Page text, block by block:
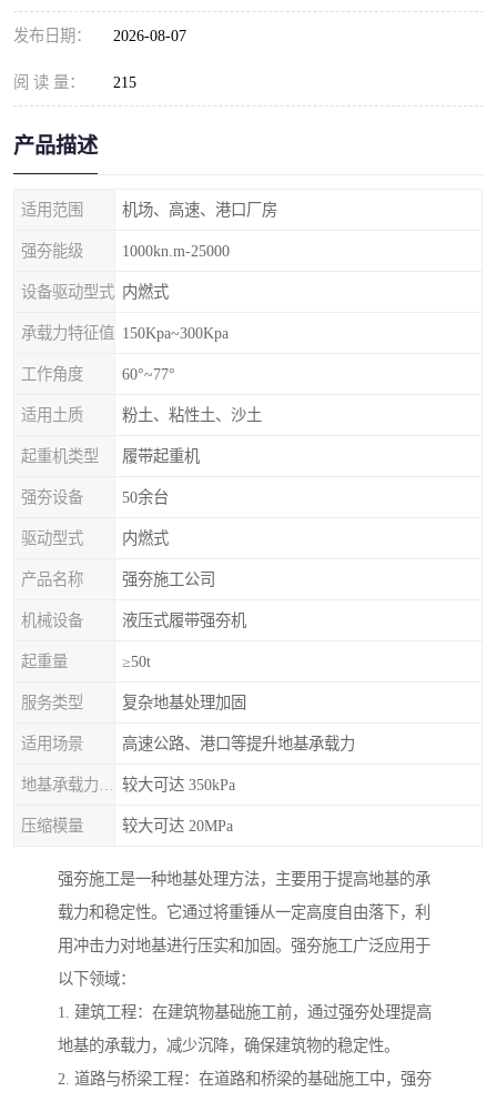
发布日期： 2026-08-07
阅 读 量： 215
产品描述
适用范围 机场、高速、港口厂房
强夯能级 1000kn.m-25000
设备驱动型式 内燃式
承载力特征值 150Kpa~300Kpa
工作角度 60°~77°
适用土质 粉土、粘性土、沙土
起重机类型 履带起重机
强夯设备 50余台
驱动型式 内燃式
产品名称 强夯施工公司
机械设备 液压式履带强夯机
起重量 ≥50t
服务类型 复杂地基处理加固
适用场景 高速公路、港口等提升地基承载力
较大可达 350kPa
压缩模量 较大可达 20MPa
强夯施工是一种地基处理方法，主要用于提高地基的承
载力和稳定性。它通过将重锤从一定高度自由落下，利
用冲击力对地基进行压实和加固。强夯施工广泛应用于
以下领域：
1. 建筑工程：在建筑物基础施工前，通过强夯处理提高
地基的承载力，减少沉降，确保建筑物的稳定性。
2. 道路与桥梁工程：在道路和桥梁的基础施工中，强夯